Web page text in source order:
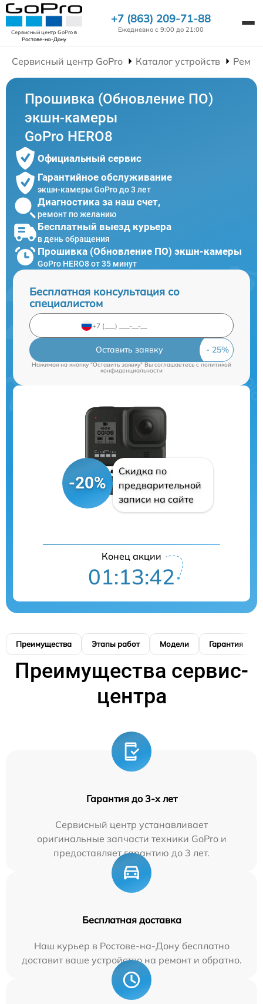
Сервисный центр GoProв
Ростове-на-Дону
+7 (863) 209-71-88
Ежедневно с 9:00 до 21:00
Сервисный центр GoPro Каталог устройств
Прошивка (Обновление ПО)
экшн-камеры
GoPro HERO8
Официальный сервис
Гарантийное обслуживание
экшн-камеры GoPro до 3 лет
Диагностика за наш счет,
ремонт по желанию
Бесплатный выезд курьера
в день обращения
Прошивка (Обновление ПО) экшн-камеры
GoPro HERO8 от 35 минут
Бесплатная консультация со
специалистом
Оставить заявку
Нажимая на кнопку "Оставить заявку" Вы соглашаетесь c политикой
конфиденциальности
-20%
Скидка по
предварительной
записи на сайте
Конец акции
01:13:42
Преимущества Этапы работ Модели Гарантия
Преимущества сервис-
центра
Гарантия до 3-х лет
Сервисный центр устанавливает
оригинальные запчасти техники GoPro и
предоставляет гарантию до 3 лет.
Бесплатная доставка
Наш курьер в Ростове-на-Дону бесплатно
доставит ваше устройство на ремонт и обратно.